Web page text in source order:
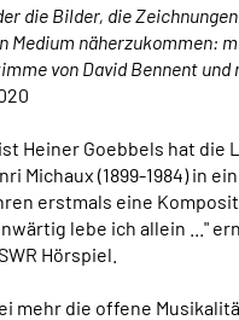
die Bilder, die
Medium näherzukommen:
von David Bennent
Heiner Goebbels hat die
Michaux (1899-1984) in
erstmals eine
lebe ich allein ..."
Hörspiel.
mehr die offene